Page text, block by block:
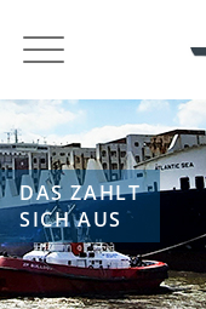
DAS ZAHLT
SICH AUS